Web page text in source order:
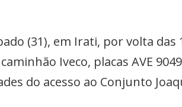
(31), em Irati, por volta das
Iveco, placas AVE
do acesso ao Conjunto